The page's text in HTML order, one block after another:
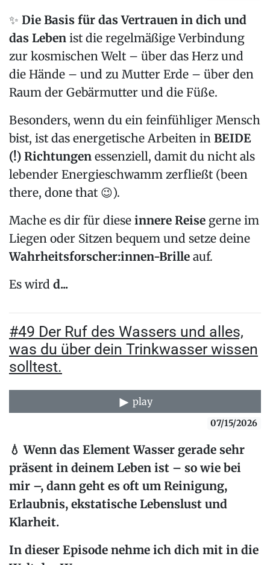
✨ Die Basis für das Vertrauen in dich und
das Leben ist die regelmäßige Verbindung
zur kosmischen Welt – über das Herz und
die Hände – und zu Mutter Erde – über den
Raum der Gebärmutter und die Füße.
Besonders, wenn du ein feinfühliger Mensch
bist, ist das energetische Arbeiten in BEIDE
(!) Richtungen essenziell, damit du nicht als
lebender Energieschwamm zerfließt (been
there, done that 😉).
Mache es dir für diese innere Reise gerne im
Liegen oder Sitzen bequem und setze deine
Wahrheitsforscher:innen-Brille auf.
Es wird d...
#49 Der Ruf des Wassers und alles,
was du über dein Trinkwasser wissen
solltest.
play
07/15/2026
💧Wenn das Element Wasser gerade sehr
präsent in deinem Leben ist – so wie bei
mir –, dann geht es oft um Reinigung,
Erlaubnis, ekstatische Lebenslust und
Klarheit.
In dieser Episode nehme ich dich mit in die